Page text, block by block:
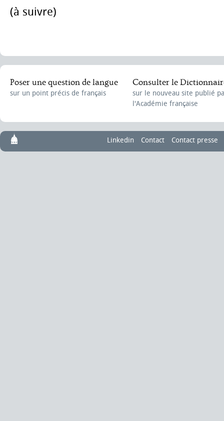
(à suivre)
Poser une question de langue
sur un point précis de français
Consulter le
sur le nouveau site publié
l'Académie française
Linkedin Contact Contact presse